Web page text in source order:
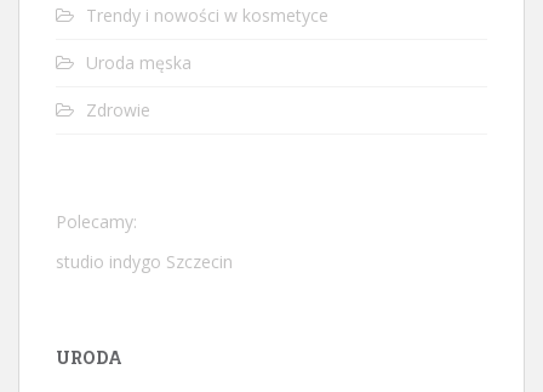
Trendy i nowości w kosmetyce
Uroda męska
Zdrowie
Polecamy:
studio indygo Szczecin
URODA